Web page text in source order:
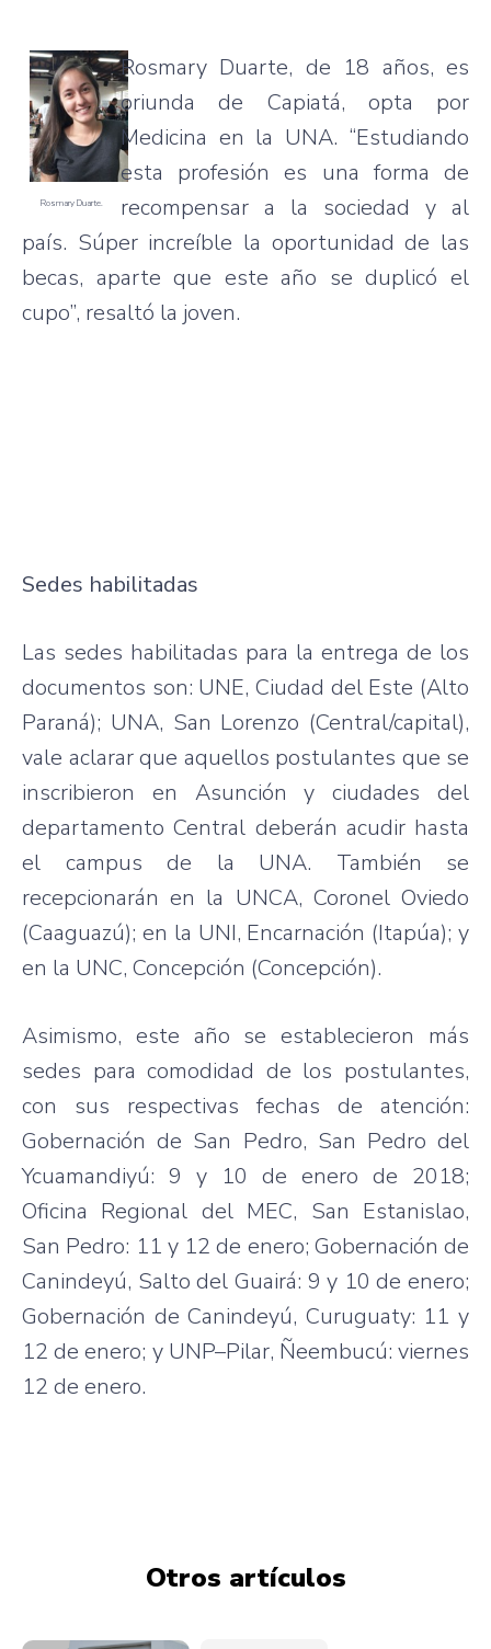
Rosmary Duarte.
Rosmary Duarte, de 18 años, es
oriunda de Capiatá, opta por
Medicina en la UNA. “Estudiando
esta profesión es una forma de
recompensar a la sociedad y al
país. Súper increíble la oportunidad de las
becas, aparte que este año se duplicó el
cupo”, resaltó la joven.
Sedes habilitadas
Las sedes habilitadas para la entrega de los
documentos son: UNE, Ciudad del Este (Alto
Paraná); UNA, San Lorenzo (Central/capital),
vale aclarar que aquellos postulantes que se
inscribieron en Asunción y ciudades del
departamento Central deberán acudir hasta
el campus de la UNA. También se
recepcionarán en la UNCA, Coronel Oviedo
(Caaguazú); en la UNI, Encarnación (Itapúa); y
en la UNC, Concepción (Concepción).
Asimismo, este año se establecieron más
sedes para comodidad de los postulantes,
con sus respectivas fechas de atención:
Gobernación de San Pedro, San Pedro del
Ycuamandiyú: 9 y 10 de enero de 2018;
Oficina Regional del MEC, San Estanislao,
San Pedro: 11 y 12 de enero; Gobernación de
Canindeyú, Salto del Guairá: 9 y 10 de enero;
Gobernación de Canindeyú, Curuguaty: 11 y
12 de enero; y UNP–Pilar, Ñeembucú: viernes
12 de enero.
Otros artículos